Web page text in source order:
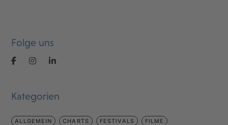
Folge uns
Kategorien
ALLGEMEIN CHARTS FESTIVALS FILME